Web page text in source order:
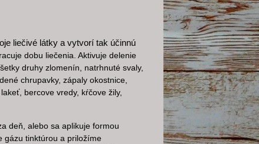
liečivé látky a vytvorí tak účinnú
dobu liečenia. Aktivuje delenie
druhy zlomenín, natrhnuté svaly,
chrupavky, zápaly okostnice,
bercove vredy, kŕčove žily,
deň, alebo sa aplikuje formou
gázu tinktúrou a priložíme